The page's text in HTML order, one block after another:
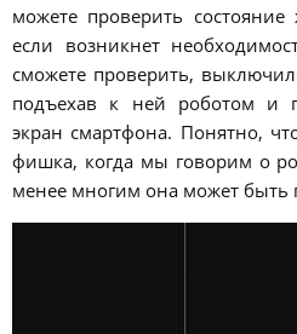
можете проверить
если возникнет
сможете проверить,
подъехав к ней роботом и
экран смартфона. Понятно,
фишка, когда мы говорим о
менее многим она может быть